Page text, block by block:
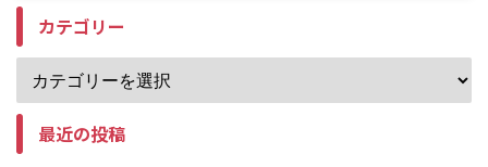
カテゴリー
最近の投稿